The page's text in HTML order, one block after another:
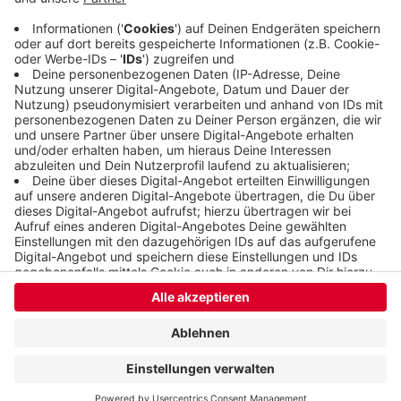
Veröffentlicht:Dienstag, 04.08.2020 09:58
Anzeige
Anzeige